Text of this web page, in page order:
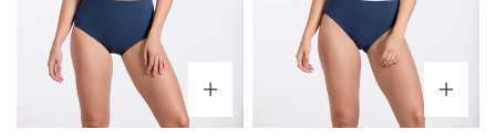
Optionen wählen